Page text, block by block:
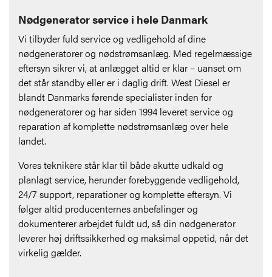
Nødgenerator service i hele Danmark
Vi tilbyder fuld service og vedligehold af dine
nødgeneratorer og nødstrømsanlæg. Med regelmæssige
eftersyn sikrer vi, at anlægget altid er klar – uanset om
det står standby eller er i daglig drift. West Diesel er
blandt Danmarks førende specialister inden for
nødgeneratorer og har siden 1994 leveret service og
reparation af komplette nødstrømsanlæg over hele
landet.
Vores teknikere står klar til både akutte udkald og
planlagt service, herunder forebyggende vedligehold,
24/7 support, reparationer og komplette eftersyn. Vi
følger altid producenternes anbefalinger og
dokumenterer arbejdet fuldt ud, så din nødgenerator
leverer høj driftssikkerhed og maksimal oppetid, når det
virkelig gælder.